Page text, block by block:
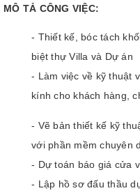
MÔ TẢ CÔNG VIỆC:
- Thiết kế, bóc tách
biệt thự Villa và Dự án
- Làm việc về kỹ thuật
kính cho khách hàng,
- Vẽ bản thiết kế kỹ
với phần mềm chuyên
- Dự toán báo giá cửa
- Lập hồ sơ đấu thầu